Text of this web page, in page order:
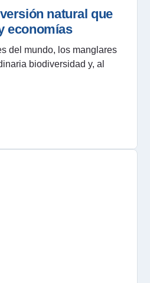
natural que
economías
del mundo, los manglares
biodiversidad y, al